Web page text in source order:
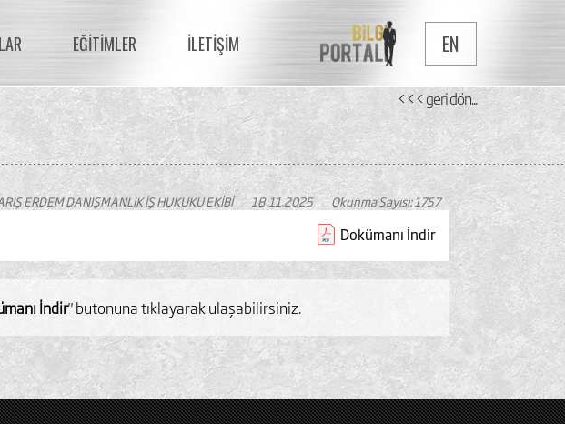
EĞİTİMLER İLETİŞİM EN
<<< geri dön...
Okunma Sayısı: 1757
18.11.2025
ERDEM DANIŞMANLIK İŞ HUKUKU EKİBİ
Dokümanı İndir
İndir" butonuna tıklayarak ulaşabilirsiniz.